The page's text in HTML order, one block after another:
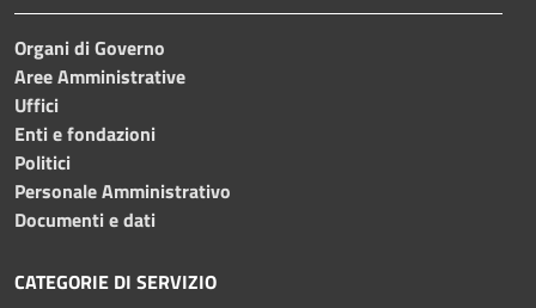
Organi di Governo
Aree Amministrative
Uffici
Enti e fondazioni
Politici
Personale Amministrativo
Documenti e dati
CATEGORIE DI SERVIZIO